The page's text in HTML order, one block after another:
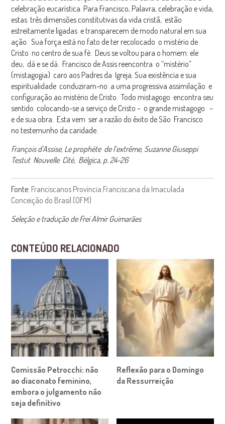
celebração eucarística. Para Francisco, Palavra, celebração e vida,
estas três dimensões constitutivas da vida cristã, estão
estreitamente ligadas e transparecem de modo natural em sua
ação. Sua força está no fato de ter recolocado o mistério de
Cristo no centro de sua fé. Deus se voltou para o homem: ele
deu, dá e se dá. Francisco de Assis reencontra o “mistério”
(mistagogia) caro aos Padres da Igreja. Sua existência e sua
espiritualidade conduziram-no a uma progressiva assimilação e
configuração ao mistério de Cristo. Todo mistagogo encontra seu
sentido colocando-se a serviço de Cristo – o grande mistagogo –
e de sua obra. Esta vem ser a razão do êxito de São Francisco
no testemunho da caridade.
François d’Assise, Le prophète de l’extrême, Suzanne Giuseppi
Testut Nouvelle Cité, Bélgica, p. 24-26
Fonte: Franciscanos Província Franciscana da Imaculada
Conceição do Brasil (OFM)
Seleção e tradução de Frei Almir Guimarães
CONTEÚDO RELACIONADO
Comissão Petrocchi: não
ao diaconato feminino,
embora o julgamento não
seja definitivo
Reflexão para o Domingo
da Ressurreição